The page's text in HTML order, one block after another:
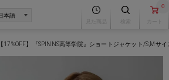
0
【17%OFF】『SPINNS高等学院』ショートジャケット/S,Mサ